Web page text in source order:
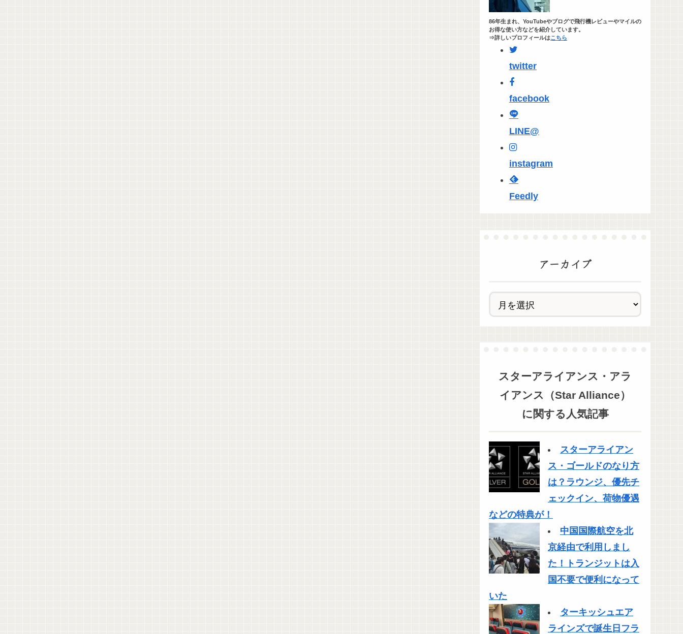
86年生まれ、YouTubeやブログで飛行機レビューやマイルの
お得な使い方などを紹介しています。
⇒詳しいプロフィールはこちら
twitter
facebook
LINE@
instagram
Feedly
アーカイブ
スターアライアンス・アラ
イアンス（Star Alliance）
に関する人気記事
スターアライアン
ス・ゴールドのなり方
は？ラウンジ、優先チ
ェックイン、荷物優遇
などの特典が！
中国国際航空を北
京経由で利用しまし
た！トランジットは入
国不要で便利になって
いた
ターキッシュエア
ラインズで誕生日フラ